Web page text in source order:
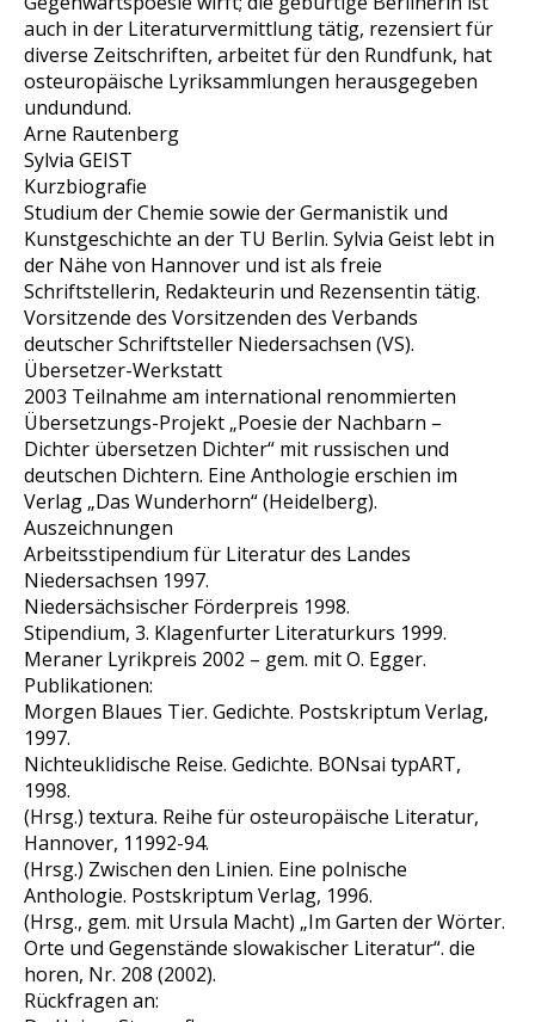
auch in der Literaturvermittlung tätig, rezensiert für
diverse Zeitschriften, arbeitet für den Rundfunk, hat
osteuropäische Lyriksammlungen herausgegeben
undundund.
Arne Rautenberg
Sylvia GEIST
Kurzbiografie
Studium der Chemie sowie der Germanistik und
Kunstgeschichte an der TU Berlin. Sylvia Geist lebt in
der Nähe von Hannover und ist als freie
Schriftstellerin, Redakteurin und Rezensentin tätig.
Vorsitzende des Vorsitzenden des Verbands
deutscher Schriftsteller Niedersachsen (VS).
Übersetzer-Werkstatt
2003 Teilnahme am international renommierten
Übersetzungs-Projekt „Poesie der Nachbarn –
Dichter übersetzen Dichter“ mit russischen und
deutschen Dichtern. Eine Anthologie erschien im
Verlag „Das Wunderhorn“ (Heidelberg).
Auszeichnungen
Arbeitsstipendium für Literatur des Landes
Niedersachsen 1997.
Niedersächsischer Förderpreis 1998.
Stipendium, 3. Klagenfurter Literaturkurs 1999.
Meraner Lyrikpreis 2002 – gem. mit O. Egger.
Publikationen:
Morgen Blaues Tier. Gedichte. Postskriptum Verlag,
1997.
Nichteuklidische Reise. Gedichte. BONsai typART,
1998.
(Hrsg.) textura. Reihe für osteuropäische Literatur,
Hannover, 11992-94.
(Hrsg.) Zwischen den Linien. Eine polnische
Anthologie. Postskriptum Verlag, 1996.
(Hrsg., gem. mit Ursula Macht) „Im Garten der Wörter.
Orte und Gegenstände slowakischer Literatur“. die
horen, Nr. 208 (2002).
Rückfragen an: